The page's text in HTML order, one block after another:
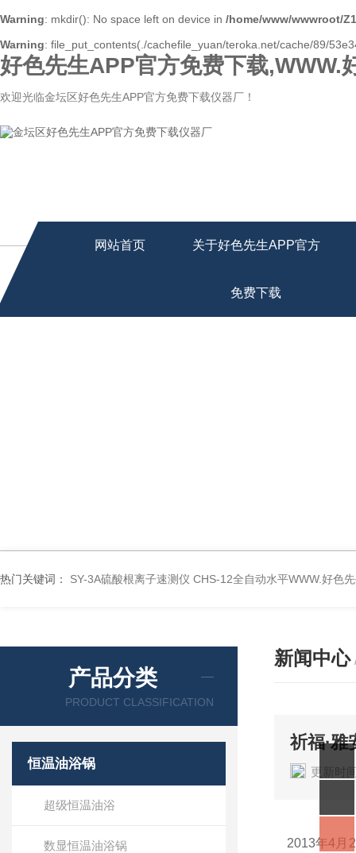
Warning: mkdir(): No space left on device in /home/www/wwwroot/
Warning: file_put_contents(./cachefile_yuan/teroka.net/cache/89/
好色先生APP官方免费下载,WWW.
欢迎光临金坛区好色先生APP官方免费下载仪器厂！
网站首页 关于好色先生APP官方
免费下载
热门关键词： SY-3A硫酸根离子速测仪 CHS-12全自动水平WWW.好色
产品分类
PRODUCT CLASSIFICATION
恒温油浴锅
超级恒温油浴
数显恒温油浴锅
新闻中心
祈福·雅
更新时
2013年4月